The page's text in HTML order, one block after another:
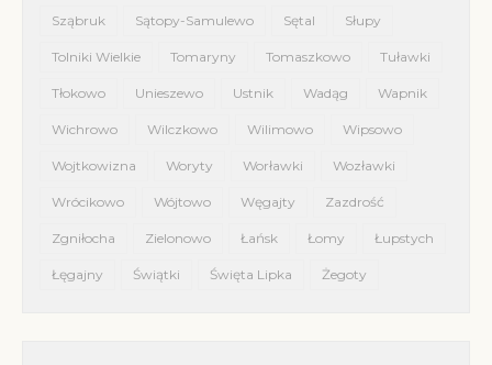
Sząbruk Sątopy-Samulewo Sętal Słupy
Tolniki Wielkie Tomaryny Tomaszkowo Tuławki
Tłokowo Unieszewo Ustnik Wadąg Wapnik
Wichrowo Wilczkowo Wilimowo Wipsowo
Wojtkowizna Woryty Worławki Wozławki
Wrócikowo Wójtowo Węgajty Zazdrość
Zgniłocha Zielonowo Łańsk Łomy Łupstych
Łęgajny Świątki Święta Lipka Żegoty